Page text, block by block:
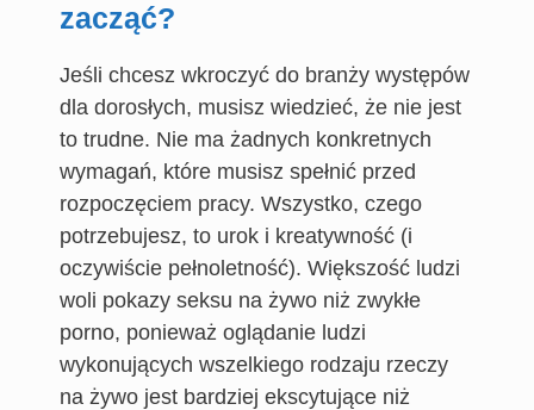
zacząć?
Jeśli chcesz wkroczyć do branży występów
dla dorosłych, musisz wiedzieć, że nie jest
to trudne. Nie ma żadnych konkretnych
wymagań, które musisz spełnić przed
rozpoczęciem pracy. Wszystko, czego
potrzebujesz, to urok i kreatywność (i
oczywiście pełnoletność). Większość ludzi
woli pokazy seksu na żywo niż zwykłe
porno, ponieważ oglądanie ludzi
wykonujących wszelkiego rodzaju rzeczy
na żywo jest bardziej ekscytujące niż